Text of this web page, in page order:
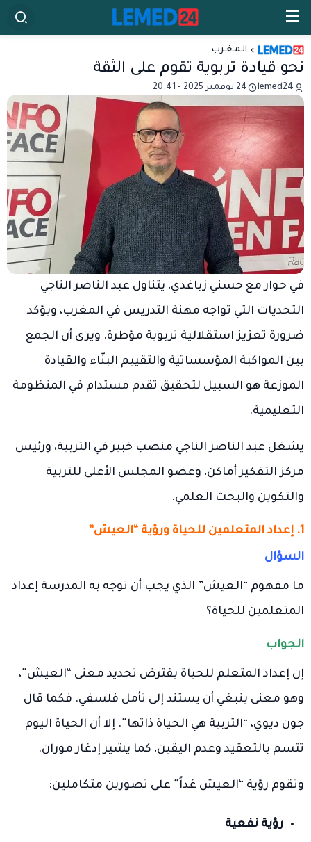
الـمـغـرب
نحو قيادة تربوية تقوم على الثقة
lemed24 24 نوفمبر 2025 - 20:41
في حوار مع حسني زباغدي، يتناول عبد الناصر الناجي
التحديات التي تواجه مهنة التدريس في المغرب، ويؤكد
ضرورة تعزيز استقلالية تربوية مؤطرة. ويرى أن الجمع
بين المواكبة المؤسساتية والتقييم البنّاء والقيادة
الموزعة هو السبيل لتحقيق تقدم مستدام في المنظومة
التعليمية.
يشغل عبد الناصر الناجي منصب خبير في التربية، ورئيس
مركز التفكير أماكن، وعضو المجلس الأعلى للتربية
والتكوين والبحث العلمي.
1. إعداد المتعلمين للحياة ورؤية “العيش”
السؤال
ما مفهوم “العيش” الذي يجب أن توجه به المدرسة إعداد
المتعلمين للحياة؟
الجواب
إن إعداد المتعلم للحياة يفترض تحديد معنى “العيش”،
وهو معنى ينبغي أن يستند إلى تأمل فلسفي. فكما قال
جون ديوي، “التربية هي الحياة ذاتها”. إلا أن الحياة اليوم
تتسم بالتعقيد وعدم اليقين، كما يشير إدغار موران.
وتقوم رؤية “العيش غداً” على تصورين متكاملين:
رؤية نفعية